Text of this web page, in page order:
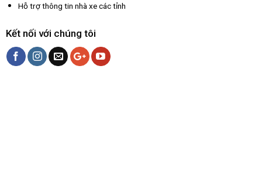
Hỗ trợ thông tin nhà xe các tỉnh
Kết nối với chúng tôi